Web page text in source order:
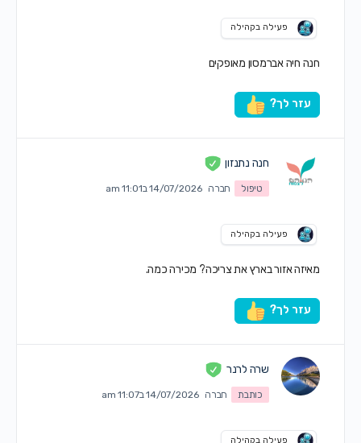
פעילה בקהילה
חנה חיה אברמסון מאופקים
עזר לך?
חנה נתנזון
טיפול חברה 14/07/2026 ב11:01 am
פעילה בקהילה
מאיזה אזור בארץ את צריכה? מכירה כמה.
עזר לך?
שרה לרנר
כותבת חברה 14/07/2026 ב11:07 am
פעילה בקהילה